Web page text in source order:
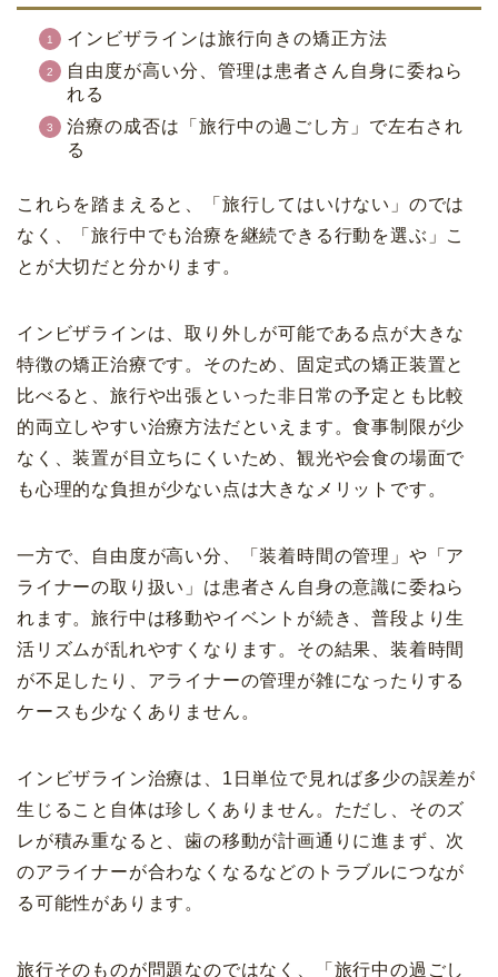
インビザラインは旅行向きの矯正方法
自由度が高い分、管理は患者さん自身に委ねら
れる
治療の成否は「旅行中の過ごし方」で左右され
る
これらを踏まえると、「旅行してはいけない」のでは
なく、「旅行中でも治療を継続できる行動を選ぶ」こ
とが大切だと分かります。
インビザラインは、取り外しが可能である点が大きな
特徴の矯正治療です。そのため、固定式の矯正装置と
比べると、旅行や出張といった非日常の予定とも比較
的両立しやすい治療方法だといえます。食事制限が少
なく、装置が目立ちにくいため、観光や会食の場面で
も心理的な負担が少ない点は大きなメリットです。
一方で、自由度が高い分、「装着時間の管理」や「ア
ライナーの取り扱い」は患者さん自身の意識に委ねら
れます。旅行中は移動やイベントが続き、普段より生
活リズムが乱れやすくなります。その結果、装着時間
が不足したり、アライナーの管理が雑になったりする
ケースも少なくありません。
インビザライン治療は、1日単位で見れば多少の誤差が
生じること自体は珍しくありません。ただし、そのズ
レが積み重なると、歯の移動が計画通りに進まず、次
のアライナーが合わなくなるなどのトラブルにつなが
る可能性があります。
旅行そのものが問題なのではなく、「旅行中の過ごし